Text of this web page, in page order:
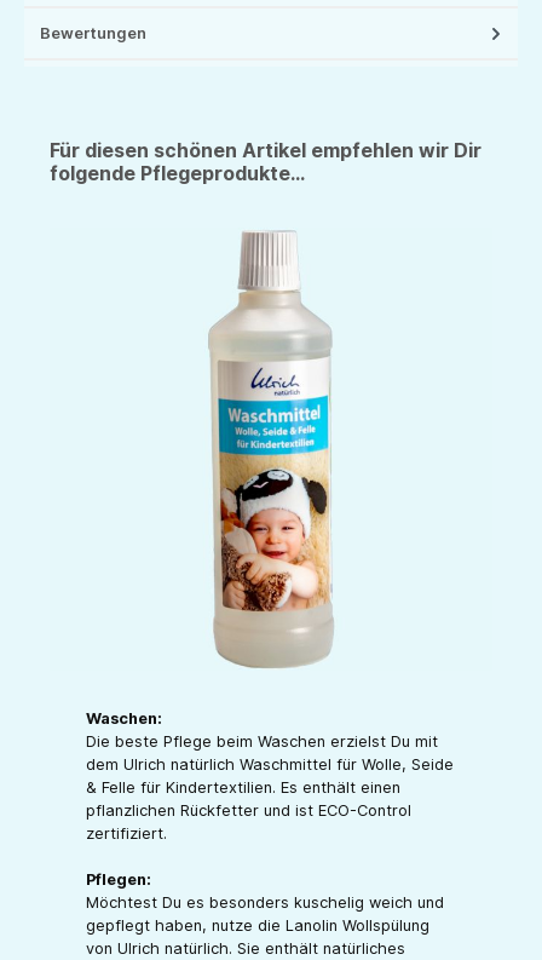
Bewertungen
Für diesen schönen Artikel empfehlen wir Dir
folgende Pflegeprodukte...
Waschen:
Die beste Pflege beim Waschen erzielst Du mit
dem Ulrich natürlich Waschmittel für Wolle, Seide
& Felle für Kindertextilien. Es enthält einen
pflanzlichen Rückfetter und ist ECO-Control
zertifiziert.
Pflegen:
Möchtest Du es besonders kuschelig weich und
gepflegt haben, nutze die Lanolin Wollspülung
von Ulrich natürlich. Sie enthält natürliches